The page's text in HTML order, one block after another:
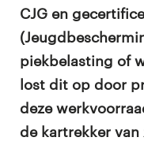
CJG en
piekbelasting of
lost dit op door
deze
de kartrekker van